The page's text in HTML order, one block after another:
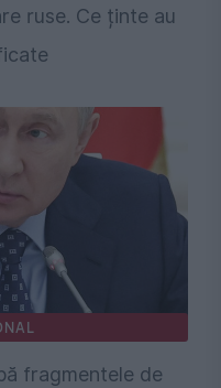
ruse. Ce ținte au
fragmentele de